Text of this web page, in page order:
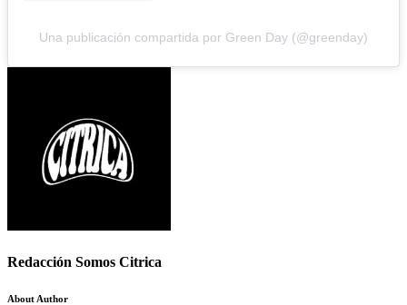
Una publicación compartida por Green Day (@greenday)
Redacción Somos Citrica
About Author